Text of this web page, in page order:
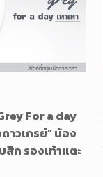
For a day
าวเกรย์” น้อง
สิก รองเท้าแตะ